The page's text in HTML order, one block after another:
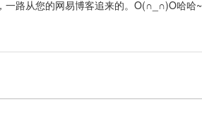
一路从您的网易博客追来的。O(∩_∩)O哈哈~